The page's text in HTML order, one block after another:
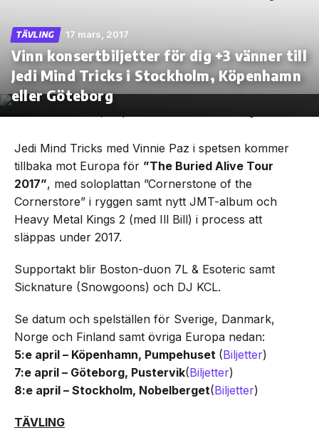
Skip
the
TÄVLING 17 mars, 2017
Vinn konsertbiljetter för dig +3 vänner till
Jedi Mind Tricks i Stockholm, Köpenhamn
eller Göteborg
Jedi Mind Tricks med Vinnie Paz i spetsen kommer
tillbaka mot Europa för ”The Buried Alive Tour
2017”, med soloplattan ”Cornerstone of the
Cornerstore” i ryggen samt nytt JMT-album och
Heavy Metal Kings 2 (med Ill Bill) i process att
släppas under 2017.
Supportakt blir Boston-duon 7L & Esoteric samt
Sicknature (Snowgoons) och DJ KCL.
Se datum och spelställen för Sverige, Danmark,
Norge och Finland samt övriga Europa nedan:
5:e april – Köpenhamn, Pumpehuset (Biljetter)
7:e april – Göteborg, Pustervik(Biljetter)
8:e april – Stockholm, Nobelberget(Biljetter)
TÄVLING